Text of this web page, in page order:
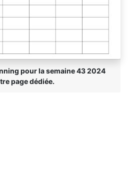
pour la semaine 43 2024
page dédiée.